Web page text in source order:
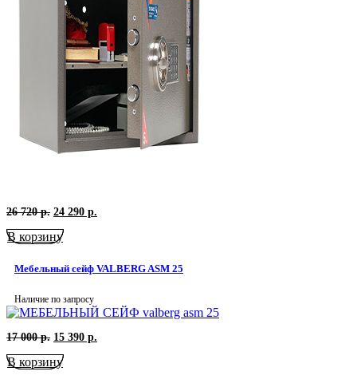
26 720р. Первоначальная
составляла
720
р..
24 290 р.
р..
В корзину
Мебельный сейф VALBERG ASM 25
Наличие по запросу
17 000р. Первоначальная
составляла
15 390 р.
В корзину